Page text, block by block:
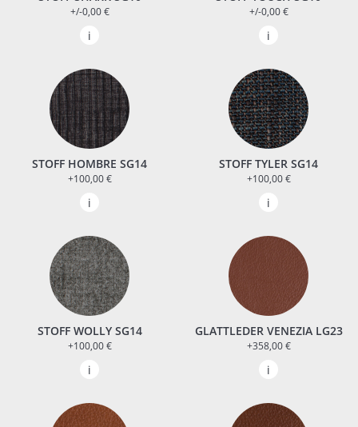
+/-0,00 € +/-0,00 €
STOFF HOMBRE SG14
+100,00 €
STOFF TYLER SG14
+100,00 €
STOFF WOLLY SG14
+100,00 €
GLATTLEDER VENEZIA LG23
+358,00 €